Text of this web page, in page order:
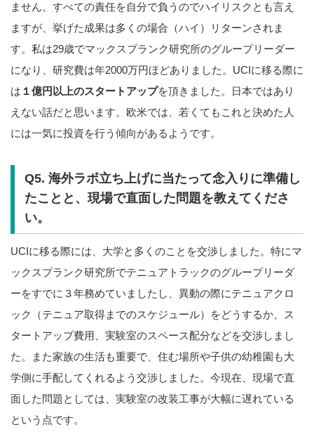
ません。すべての責任を自分で負うのでハイリスクとも言え
ますが、挙げた成果は多くの場合（ハイ）リターンされま
す。私は29歳でマックスプランク研究所のグループリーダー
になり、研究費は年2000万円ほどありました。UCIに移る際に
は １億円以上のスタートアップを頂きました。日本ではあり
えない話だと思います。欧米では、若くてもこれと決めた人
には一気に投資を行う傾向があるようです。
Q5. 海外ラボ立ち上げに当たって念入りに準備し
たことと、現場で直面した問題を教えてくださ
い。
UCIに移る際には、大学と多くのことを交渉しました。特にマ
ックスプランク研究所でテニュアトラックのグループリーダ
ーをすでに３年務めていましたし、異動の際にテニュアクロ
ック（テニュア取得までのスケジュール）をどうするか、ス
タートアップ費用、実験室のスペース配分などを交渉しまし
た。また家族の生活も重要で、住む場所や子供の幼稚園も大
学側に手配してくれるよう交渉しました。今現在、現場で直
面した問題としては、実験室の改装工事が大幅に遅れている
という点です。